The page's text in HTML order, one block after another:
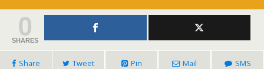
0
SHARES
Share Tweet Pin Mail SMS